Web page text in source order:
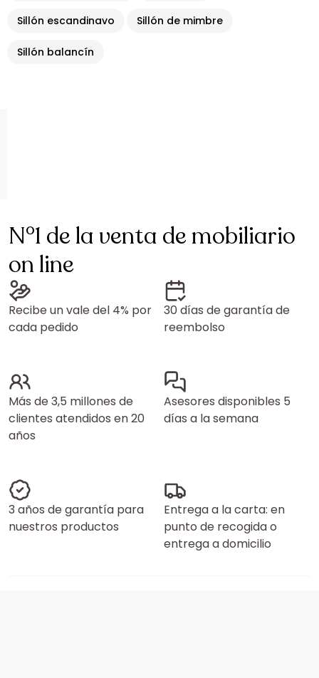
Sillón escandinavo Sillón de mimbre
Sillón balancín
N°1 de la venta de mobiliario
on line
Recibe un vale del 4% por
cada pedido
30 días de garantía de
reembolso
Más de 3,5 millones de
clientes atendidos en 20
años
Asesores disponibles 5
días a la semana
3 años de garantía para
nuestros productos
Entrega a la carta: en
punto de recogida o
entrega a domicilio